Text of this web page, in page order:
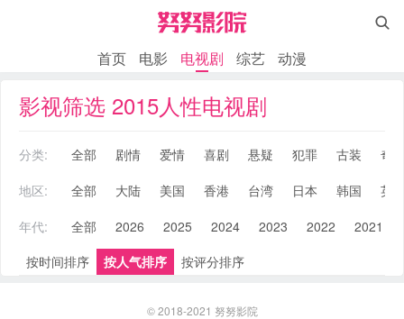

首页 电影 电视剧 综艺 动漫
影视筛选 2015人性电视剧
分类: 全部 剧情 爱情 喜剧 悬疑 犯罪 古装
奇
地区:
全部 大陆 美国 香港 台湾 日本 韩国
英
年代:
全部 2026 2025 2024 2023 2022 2021
按时间排序
按人气排序 按评分排序
© 2018-2021 努努影院